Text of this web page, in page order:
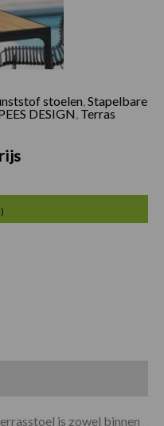
stoelen Stapelbare
DESIGN Terras
is zowel binnen